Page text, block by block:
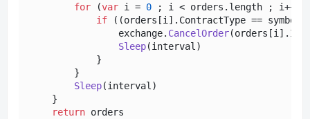
for (var i = 0 ; i < orders. length ; i++)
if ((orders[i]. ContractType ==
                exchange.
CancelOrder(orders[i]. Id
Sleep(interval)
            }
        }
Sleep(interval)
    }
return orders